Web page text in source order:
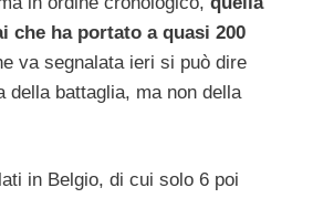
che ha portato a quasi 200
va segnalata ieri si può dire
della battaglia, ma non della
in Belgio, di cui solo 6 poi